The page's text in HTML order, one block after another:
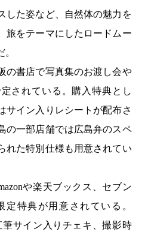
した姿など、自然体の魅力を
旅をテーマにしたロードムー
の書店で写真集のお渡し会や
されている。購入特典とし
サイン入りレシートが配布さ
の一部店舗では広島弁のスペ
れた特別仕様も用意されてい
や楽天ブックス、セブン
特典が用意されている。
筆サイン入りチェキ、撮影時